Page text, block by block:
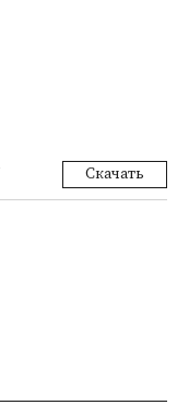
Скачать